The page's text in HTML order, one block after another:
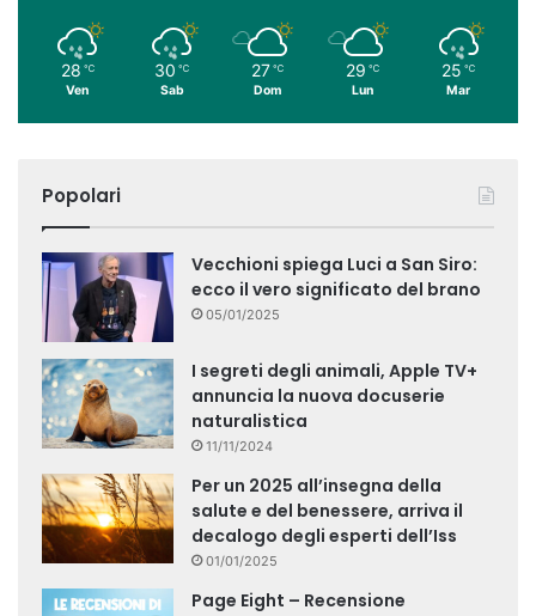
28 ℃
Ven
30 ℃
Sab
27 ℃
Dom
29 ℃
Lun
25 ℃
Mar
Popolari
Vecchioni spiega Luci a San Siro:
ecco il vero significato del brano
05/01/2025
I segreti degli animali, Apple TV+
annuncia la nuova docuserie
naturalistica
11/11/2024
Per un 2025 all’insegna della
salute e del benessere, arriva il
decalogo degli esperti dell’Iss
01/01/2025
Page Eight – Recensione